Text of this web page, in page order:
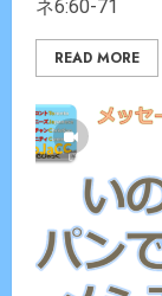
ネ6:60-71
READ MORE